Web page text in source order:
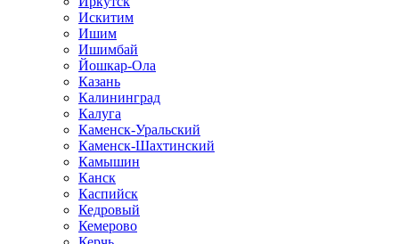
Искитим
Ишим
Ишимбай
Йошкар-Ола
Казань
Калининград
Калуга
Каменск-Уральский
Каменск-Шахтинский
Камышин
Канск
Каспийск
Кедровый
Кемерово